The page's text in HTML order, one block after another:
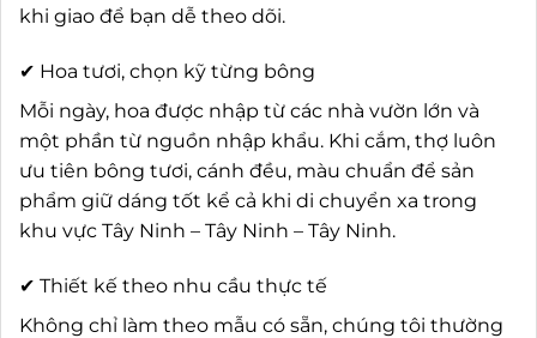
khi giao để bạn dễ theo dõi.
✔ Hoa tươi, chọn kỹ từng bông
Mỗi ngày, hoa được nhập từ các nhà vườn lớn và
một phần từ nguồn nhập khẩu. Khi cắm, thợ luôn
ưu tiên bông tươi, cánh đều, màu chuẩn để sản
phẩm giữ dáng tốt kể cả khi di chuyển xa trong
khu vực Tây Ninh – Tây Ninh – Tây Ninh.
✔ Thiết kế theo nhu cầu thực tế
Không chỉ làm theo mẫu có sẵn, chúng tôi thường